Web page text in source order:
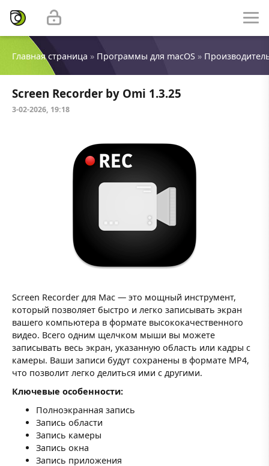
Главная страница » Программы для macOS »
Screen Recorder by Omi 1.3.25
3-02-2026, 19:18
Screen Recorder для Mac — это мощный инструмент,
который позволяет быстро и легко записывать экран
вашего компьютера в формате высококачественного
видео. Всего одним щелчком мыши вы можете
записывать весь экран, указанную область или кадры с
камеры. Ваши записи будут сохранены в формате MP4,
что позволит легко делиться ими с другими.
Ключевые особенности:
Полноэкранная запись
Запись области
Запись камеры
Запись окна
Запись приложения